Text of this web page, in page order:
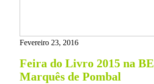
Fevereiro 23, 2016
Feira do Livro 2015 na BE
Marquês de Pombal